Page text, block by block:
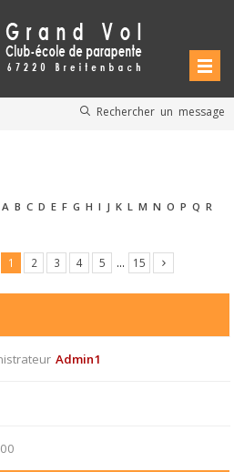
Rechercher un message
A B C D E F G H I J K L M N O P Q R
1 2 3 4 5 … 15
Admin1